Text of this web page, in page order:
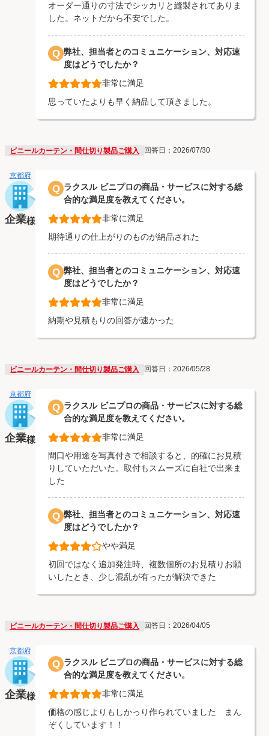
オーダー通りの寸法でシッカリと縫製されてありま
した。ネットだから不安でした。
Q 弊社、担当者とのコミュニケーション、対応速
度はどうでしたか？
非常に満足
思っていたよりも早く納品して頂きました。
ビニールカーテン・間仕切り製品ご購入 回答日：2026/07/30
京都府
企業様
Q ラクスル ビニプロの商品・サービスに対する総
合的な満足度を教えてください。
非常に満足
期待通りの仕上がりのものが納品された
Q 弊社、担当者とのコミュニケーション、対応速
度はどうでしたか？
非常に満足
納期や見積もりの回答が速かった
ビニールカーテン・間仕切り製品ご購入 回答日：2026/05/28
京都府
企業様
Q ラクスル ビニプロの商品・サービスに対する総
合的な満足度を教えてください。
非常に満足
間口や用途を写真付きで相談すると、的確にお見積
りしていただいた。取付もスムーズに自社で出来ま
した
Q 弊社、担当者とのコミュニケーション、対応速
度はどうでしたか？
やや満足
初回ではなく追加発注時、複数個所のお見積りお願
いしたとき、少し混乱が有ったが解決できた
ビニールカーテン・間仕切り製品ご購入 回答日：2026/04/05
京都府
企業様
Q ラクスル ビニプロの商品・サービスに対する総
合的な満足度を教えてください。
非常に満足
価格の感じよりもしかっり作られていました まん
ぞくしています！！